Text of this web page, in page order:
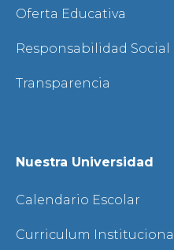
Oferta Educativa
Responsabilidad
Transparencia
Nuestra Universidad
Calendario Escolar
Curriculum Institucional